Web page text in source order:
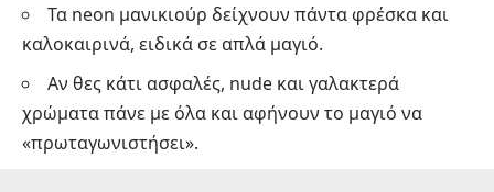
Τα neon μανικιούρ δείχνουν πάντα φρέσκα και
καλοκαιρινά, ειδικά σε απλά μαγιό.
Αν θες κάτι ασφαλές, nude και γαλακτερά
χρώματα πάνε με όλα και αφήνουν το μαγιό να
«πρωταγωνιστήσει».